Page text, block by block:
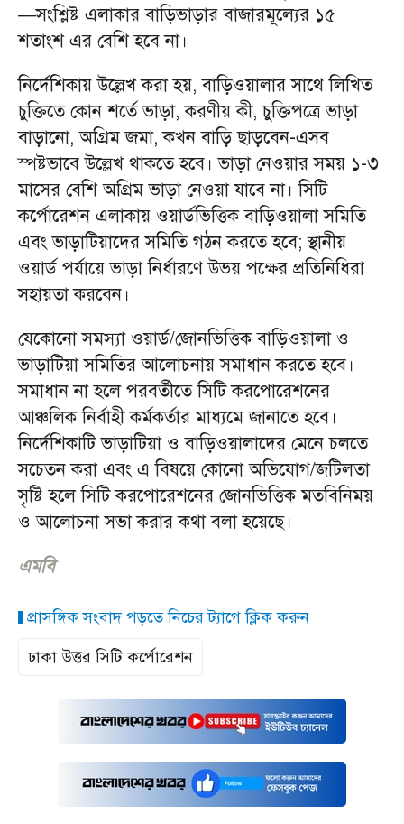
—সংশ্লিষ্ট এলাকার বাড়িভাড়ার বাজারমূল্যের ১৫
শতাংশ এর বেশি হবে না।
নির্দেশিকায় উল্লেখ করা হয়, বাড়িওয়ালার সাথে লিখিত
চুক্তিতে কোন শর্তে ভাড়া, করণীয় কী, চুক্তিপত্রে ভাড়া
বাড়ানো, অগ্রিম জমা, কখন বাড়ি ছাড়বেন-এসব
স্পষ্টভাবে উল্লেখ থাকতে হবে। ভাড়া নেওয়ার সময় ১-৩
মাসের বেশি অগ্রিম ভাড়া নেওয়া যাবে না। সিটি
কর্পোরেশন এলাকায় ওয়ার্ডভিত্তিক বাড়িওয়ালা সমিতি
এবং ভাড়াটিয়াদের সমিতি গঠন করতে হবে; স্থানীয়
ওয়ার্ড পর্যায়ে ভাড়া নির্ধারণে উভয় পক্ষের প্রতিনিধিরা
সহায়তা করবেন।
যেকোনো সমস্যা ওয়ার্ড/জোনভিত্তিক বাড়িওয়ালা ও
ভাড়াটিয়া সমিতির আলোচনায় সমাধান করতে হবে।
সমাধান না হলে পরবর্তীতে সিটি করপোরেশনের
আঞ্চলিক নির্বাহী কর্মকর্তার মাধ্যমে জানাতে হবে।
নির্দেশিকাটি ভাড়াটিয়া ও বাড়িওয়ালাদের মেনে চলতে
সচেতন করা এবং এ বিষয়ে কোনো অভিযোগ/জটিলতা
সৃষ্টি হলে সিটি করপোরেশনের জোনভিত্তিক মতবিনিময়
ও আলোচনা সভা করার কথা বলা হয়েছে।
এমবি
প্রাসঙ্গিক সংবাদ পড়তে নিচের ট্যাগে ক্লিক করুন
ঢাকা উত্তর সিটি কর্পোরেশন